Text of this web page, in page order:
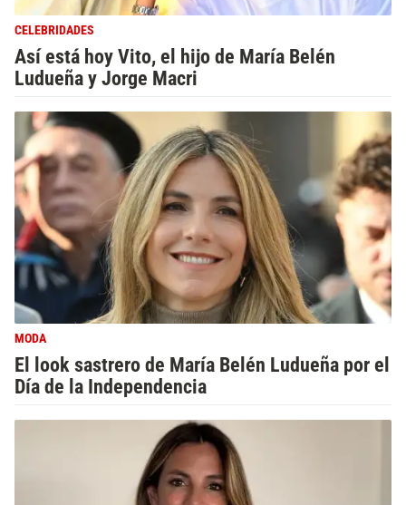
CELEBRIDADES
Así está hoy Vito, el hijo de María Belén
Ludueña y Jorge Macri
MODA
El look sastrero de María Belén Ludueña por el
Día de la Independencia